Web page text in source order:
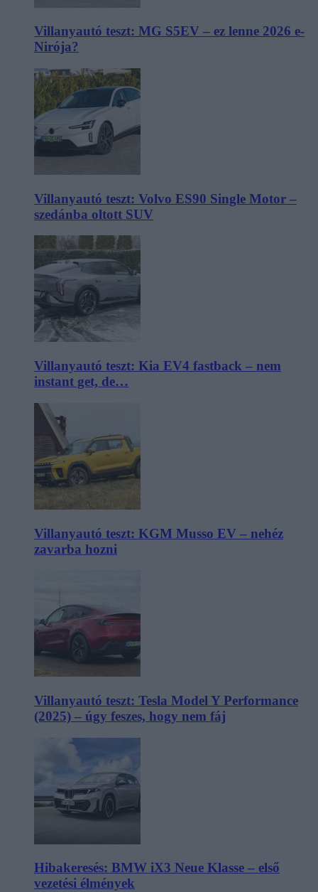
Villanyautó teszt: MG S5EV – ez lenne 2026 e-
Nirója?
Villanyautó teszt: Volvo ES90 Single Motor –
szedánba oltott SUV
Villanyautó teszt: Kia EV4 fastback – nem
instant get, de…
Villanyautó teszt: KGM Musso EV – nehéz
zavarba hozni
Villanyautó teszt: Tesla Model Y Performance
(2025) – úgy feszes, hogy nem fáj
Hibakeresés: BMW iX3 Neue Klasse – első
vezetési élmények